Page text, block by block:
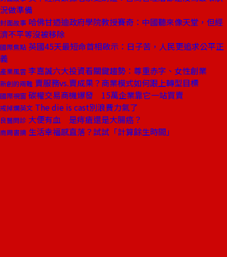
況做準備
封面故事 哈佛甘迺迪政府學院教授賽奇：中國聽來像天堂，但經
濟不平等沒被移除
國際焦點 英國45天最短命首相啟示：日子苦，人民更追求公平正
義
產業風雲 李嘉誠六大投資看關鍵趨勢：尊重赤字、女性創業
新創的兩難 賣服務vs.賣成果？商業模式如何跟上轉型目標
國際視窗 碳權交易商機爆發 15萬企業靠它一站買賣
戒掉爛英文 The die is cast別浪費力氣了
良醫問診 大便有血 是痔瘡還是大腸癌？
商周書摘 生活幸福感直落？試試「計算餘生時間」